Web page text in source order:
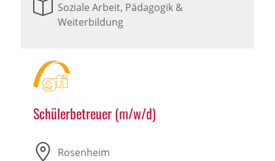
Soziale Arbeit, Pädagogik &
Weiterbildung
Schülerbetreuer (m/w/d)
Rosenheim